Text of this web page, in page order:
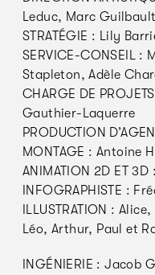
Leduc, Marc
STRATÉGIE : Lily
SERVICE-CONSEIL :
Stapleton, Adèle
CHARGE DE
Gauthier-Laquerre
PRODUCTION
MONTAGE : Antoine
ANIMATION 2D ET
INFOGRAPHISTE :
ILLUSTRATION :
Léo, Arthur, Paul et
INGÉNIERIE :